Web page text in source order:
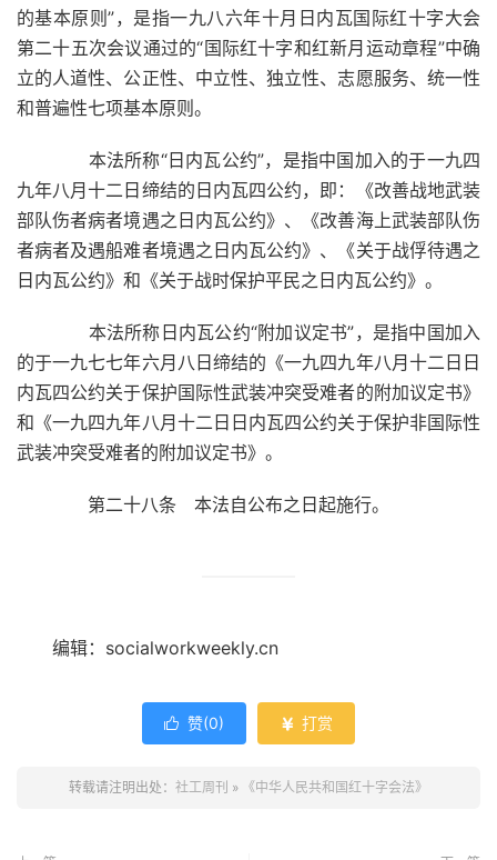
的基本原则”，是指一九八六年十月日内瓦国际红十字大会
第二十五次会议通过的“国际红十字和红新月运动章程”中确
立的人道性、公正性、中立性、独立性、志愿服务、统一性
和普遍性七项基本原则。
本法所称“日内瓦公约”，是指中国加入的于一九四
九年八月十二日缔结的日内瓦四公约，即：《改善战地武装
部队伤者病者境遇之日内瓦公约》、《改善海上武装部队伤
者病者及遇船难者境遇之日内瓦公约》、《关于战俘待遇之
日内瓦公约》和《关于战时保护平民之日内瓦公约》。
本法所称日内瓦公约“附加议定书”，是指中国加入
的于一九七七年六月八日缔结的《一九四九年八月十二日日
内瓦四公约关于保护国际性武装冲突受难者的附加议定书》
和《一九四九年八月十二日日内瓦四公约关于保护非国际性
武装冲突受难者的附加议定书》。
第二十八条 本法自公布之日起施行。
编辑：socialworkweekly.cn
 赞(0)  打赏
转载请注明出处： 社工周刊 » 《中华人民共和国红十字会法》